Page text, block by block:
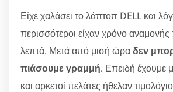
Είχε χαλάσει το λάπτοπ DELL και
περισσότεροι είχαν χρόνο
λεπτά. Μετά από μισή ώραδεν
πιάσουμε γραμμή. Επειδή έχουμε
και αρκετοί πελάτες ήθελαν